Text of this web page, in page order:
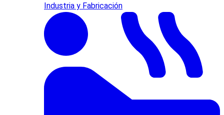
Industria y Fabricación